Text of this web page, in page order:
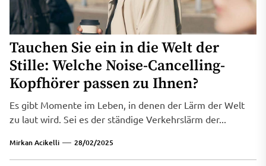
Tauchen Sie ein in die Welt der
Stille: Welche Noise-Cancelling-
Kopfhörer passen zu Ihnen?
Es gibt Momente im Leben, in denen der Lärm der Welt
zu laut wird. Sei es der ständige Verkehrslärm der...
Mirkan Acikelli 28/02/2025